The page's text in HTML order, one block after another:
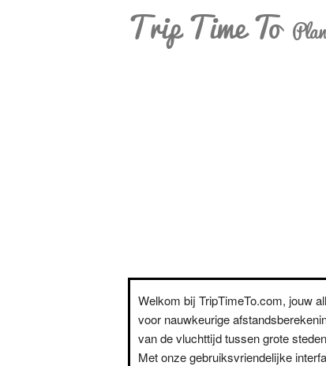
Trip Time To
Welkom bij TripTimeTo.com, jouw
voor nauwkeurige
van de vluchttijd tussen grote
Met onze gebruiksvriendelijke